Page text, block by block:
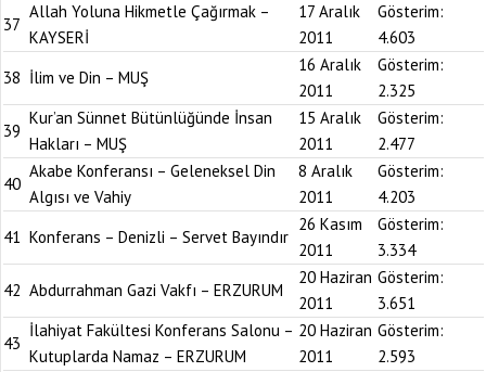
37
Allah Yoluna Hikmetle Çağırmak –
KAYSERİ
17 Aralık
2011
Gösterim:
4.603
38 İlim ve Din – MUŞ
16 Aralık
2011
Gösterim:
2.325
39
Kur’an Sünnet Bütünlüğünde İnsan
Hakları – MUŞ
15 Aralık
2011
Gösterim:
2.477
40
Akabe Konferansı – Geleneksel Din
Algısı ve Vahiy
8 Aralık
2011
Gösterim:
4.203
41 Konferans – Denizli – Servet Bayındır
26 Kasım
2011
Gösterim:
3.334
42 Abdurrahman Gazi Vakfı – ERZURUM
20 Haziran
2011
Gösterim:
3.651
43
İlahiyat Fakültesi Konferans Salonu –
Kutuplarda Namaz – ERZURUM
20 Haziran
2011
Gösterim:
2.593